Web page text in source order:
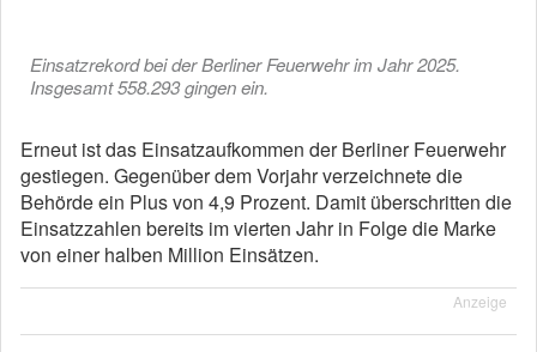
Einsatzrekord bei der Berliner Feuerwehr im Jahr 2025.
Insgesamt 558.293 gingen ein.
Erneut ist das Einsatzaufkommen der Berliner Feuerwehr
gestiegen. Gegenüber dem Vorjahr verzeichnete die
Behörde ein Plus von 4,9 Prozent. Damit überschritten die
Einsatzzahlen bereits im vierten Jahr in Folge die Marke
von einer halben Million Einsätzen.
Anzeige